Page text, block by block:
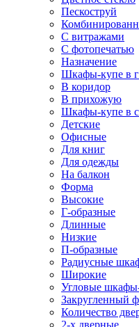
Пескоструй
С витражами
С фотопечатью
Назначение
Шкафы-купе в
В коридор
В прихожую
Шкафы-купе в
Детские
Офисные
Для книг
Для одежды
На балкон
Форма
Высокие
Г-образные
Длинные
Низкие
П-образные
Радиусные
Широкие
Угловые
Закругленный
Количество
2-х дверные